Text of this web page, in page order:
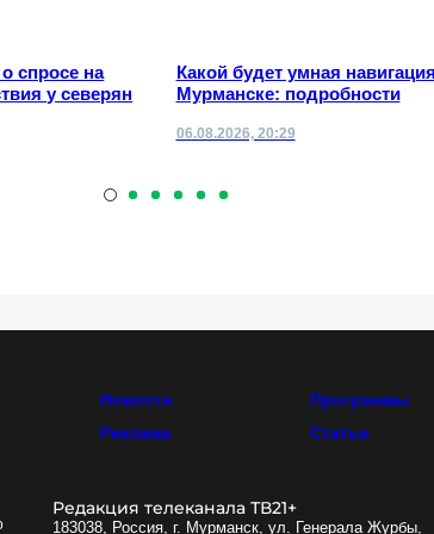
о спросе на
у северян
Какой будет умная
Мурманске: подробности
06.08.2026, 20:29
Новости Программы
Реклама
Статьи
Редакция телеканала ТВ21+
183038, Россия, г. Мурманск, ул. Генерала Журбы,